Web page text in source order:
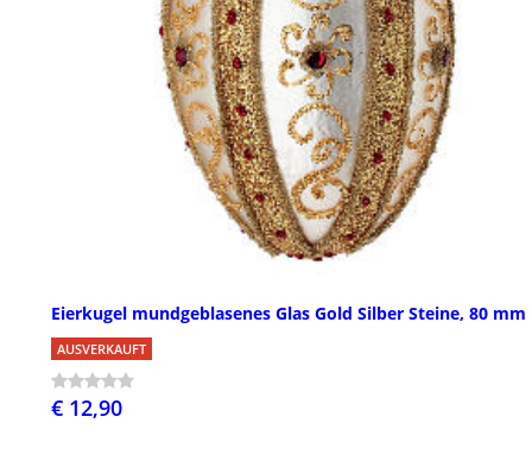
Eierkugel mundgeblasenes Glas Gold Silber Steine, 80 mm
AUSVERKAUFT
€ 12,90